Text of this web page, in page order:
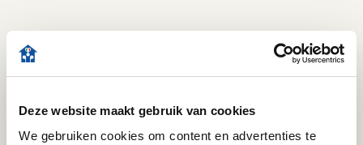
Deze website maakt gebruik van cookies
We gebruiken cookies om content en advertenties te
BEGANE GROND:
Entree, hal, meterkast, de ruime woonkamer is voorzien van
elektrische vloerverwarming en heeft een half-open keuken in
U-opstelling, voorzien van een losse koel-vriescombinatie,
Specifications
Transfer
Status
Verkocht